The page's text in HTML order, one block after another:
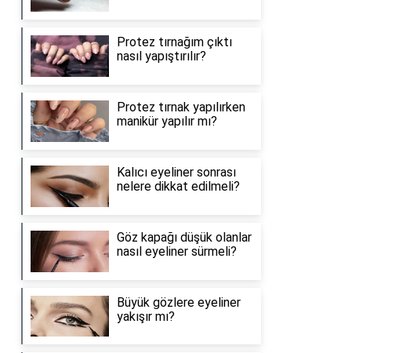
Protez tırnağım çıktı
nasıl yapıştırılır?
Protez tırnak yapılırken
manikür yapılır mı?
Kalıcı eyeliner sonrası
nelere dikkat edilmeli?
Göz kapağı düşük olanlar
nasıl eyeliner sürmeli?
Büyük gözlere eyeliner
yakışır mı?